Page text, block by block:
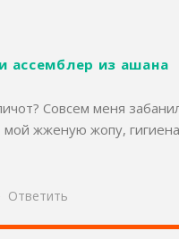
ассемблер из ашана
Совсем меня
мой жженую жопу,
Ответить